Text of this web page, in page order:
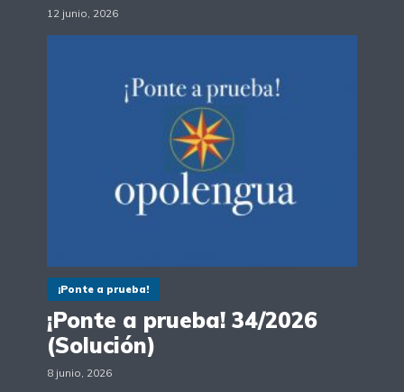
12 junio, 2026
¡Ponte a prueba!
¡Ponte a prueba! 34/2026
(Solución)
8 junio, 2026